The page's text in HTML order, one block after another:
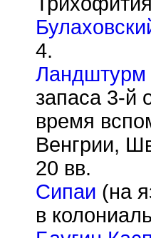
4.
Ландштурм
запаса 3-й
время
Венгрии,
20 вв.
Сипаи (на
в